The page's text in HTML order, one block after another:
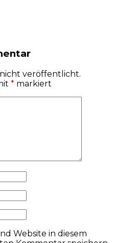
nicht veröffentlicht.
* markiert
Website in diesem